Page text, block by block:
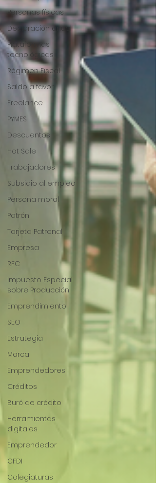
Personas físicas
Declaración anual
Plataformas
tecnológicas
Régimen Fiscal
Saldo a favor
Freelance
PYMES
Descuentos
Hot Sale
Trabajadores
Subsidio al empleo
Persona moral
Patrón
Tarjeta Patronal
Empresa
RFC
Impuesto Especial
sobre Producción
Emprendimiento
SEO
Estrategia
Marca
Emprendedores
Créditos
Buró de crédito
Herramientas
digitales
Emprendedor
CFDI
Colegiaturas